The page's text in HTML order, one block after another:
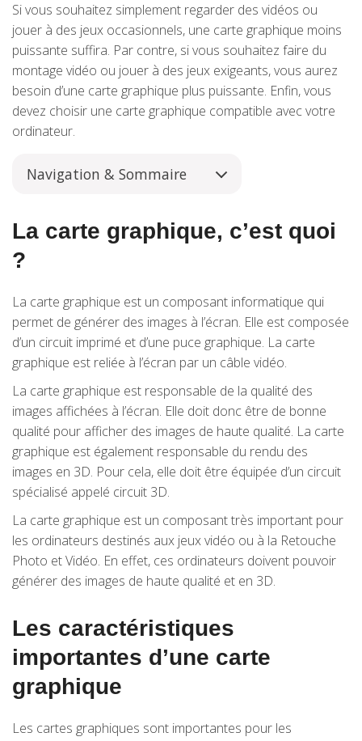
Si vous souhaitez simplement regarder des vidéos ou
jouer à des jeux occasionnels, une carte graphique moins
puissante suffira. Par contre, si vous souhaitez faire du
montage vidéo ou jouer à des jeux exigeants, vous aurez
besoin d’une carte graphique plus puissante. Enfin, vous
devez choisir une carte graphique compatible avec votre
ordinateur.
Navigation & Sommaire
La carte graphique, c’est quoi
?
La carte graphique est un composant informatique qui
permet de générer des images à l’écran. Elle est composée
d’un circuit imprimé et d’une puce graphique. La carte
graphique est reliée à l’écran par un câble vidéo.
La carte graphique est responsable de la qualité des
images affichées à l’écran. Elle doit donc être de bonne
qualité pour afficher des images de haute qualité. La carte
graphique est également responsable du rendu des
images en 3D. Pour cela, elle doit être équipée d’un circuit
spécialisé appelé circuit 3D.
La carte graphique est un composant très important pour
les ordinateurs destinés aux jeux vidéo ou à la Retouche
Photo et Vidéo. En effet, ces ordinateurs doivent pouvoir
générer des images de haute qualité et en 3D.
Les caractéristiques
importantes d’une carte
graphique
Les cartes graphiques sont importantes pour les